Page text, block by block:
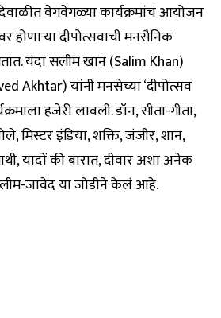
वेगवेगळ्या कार्यक्रमांचं आयोजन
होणाऱ्या दीपोत्सवाची मनसैनिक
यंदा सलीम खान (Salim Khan)
Akhtar) यांनी मनसेच्या ‘दीपोत्सव
हजेरी लावली. डॉन, सीता-गीता,
मिस्टर इंडिया, शक्ति, जंजीर, शान,
यादों की बारात, दीवार अशा अनेक
जावेद या जोडीने केलं आहे.